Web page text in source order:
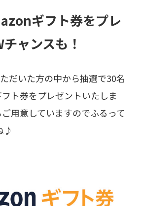
ギフト券をプレ
ャンスも！
だいた方の中から抽選で30名
ト券をプレゼントいたしま
用意していますのでふるって
♪